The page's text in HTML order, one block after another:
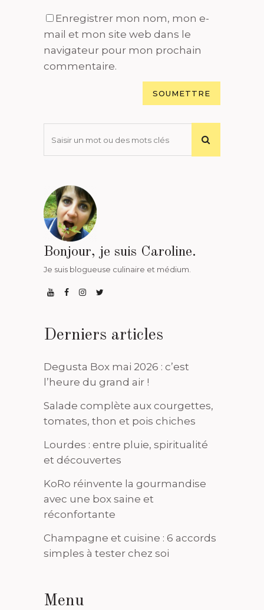
Enregistrer mon nom, mon e-
mail et mon site web dans le
navigateur pour mon prochain
commentaire.
Bonjour, je suis Caroline.
Je suis blogueuse culinaire et médium.
Derniers articles
Degusta Box mai 2026 : c’est
l’heure du grand air !
Salade complète aux courgettes,
tomates, thon et pois chiches
Lourdes : entre pluie, spiritualité
et découvertes
KoRo réinvente la gourmandise
avec une box saine et
réconfortante
Champagne et cuisine : 6 accords
simples à tester chez soi
Menu